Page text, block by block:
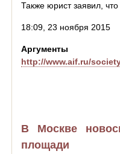
Также юрист заявил,
18:09, 23 ноября 2015
http://www.aif.ru/
В Москве
площади